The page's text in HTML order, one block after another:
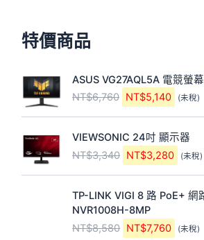
特價商品
ASUS VG27AQL5A 電競螢幕
NT$6,760
原
始
價
格
：
N
T
$
6
,
7
6
NT$5,140
目
前
價
格
：
N
$
5
1
4
(未稅)
VIEWSONIC 24吋 顯示器
NT$3,340
原
始
價
格
：
N
T
$
NT$3,280
目
前
價
格
：
$
(未稅)
TP-LINK VIGI 8 路 PoE+ 網
NVR1008H-8MP
NT$8,580
原
始
價
格
NT$7,760
目
價
格
(未稅)